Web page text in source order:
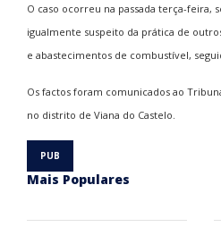
O caso ocorreu na passada terça-feira,
igualmente suspeito da prática de
e abastecimentos de combustível,
Os factos foram comunicados ao
no distrito de Viana do Castelo.
Mais Populares